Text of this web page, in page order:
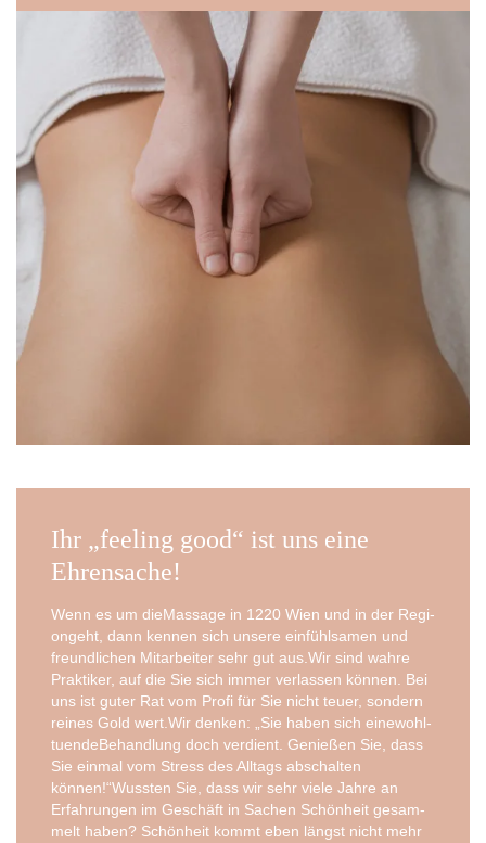
Ihr „feeling good“ ist uns eine
Ehrensache!
Wenn es um die­Mas­sa­ge in 1220 Wien und in der Regi­
on­geht, dann ken­nen sich unse­re ein­fühl­sa­men und
freund­li­chen Mit­ar­bei­ter sehr gut aus.Wir sind wah­re
Prak­ti­ker, auf die Sie sich immer ver­las­sen kön­nen. Bei
uns ist guter Rat vom Pro­fi für Sie nicht teu­er, son­dern
rei­nes Gold wert.Wir den­ken: „Sie haben sich einewohl­
tu­en­de­Be­hand­lung doch ver­dient. Genie­ßen Sie, dass
Sie ein­mal vom Stress des All­tags abschal­ten
können!“Wussten Sie, dass wir sehr vie­le Jah­re an
Erfah­run­gen im Geschäft in Sachen Schön­heit gesam­
melt haben? Schön­heit kommt eben längst nicht mehr